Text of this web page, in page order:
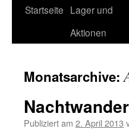
Zum
Startseite Lager und
Aktionen
Monatsarchive:
Publiziert am 2. April 2013